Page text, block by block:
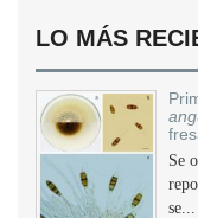
LO MÁS
Se
se...